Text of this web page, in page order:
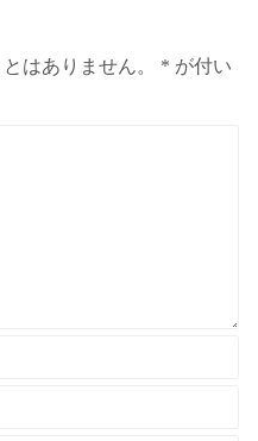
はありません。 * が付い